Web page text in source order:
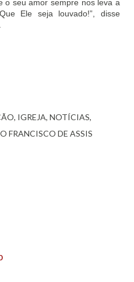
o seu amor sempre nos leva a
Ele seja louvado!”, disse
IGREJA NOTÍCIAS
FRANCISCO DE ASSIS